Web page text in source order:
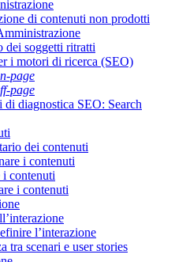
di contenuti non prodotti
dei soggetti ritratti
i motori di ricerca (SEO)
page
page
di diagnostica SEO: Search
dei contenuti
i contenuti
contenuti
i contenuti
l’interazione
tra scenari e user stories